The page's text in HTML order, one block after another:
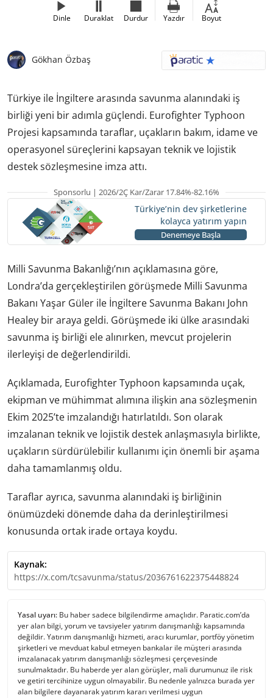
Dinle Duraklat Durdur Yazdır Boyut
Gökhan Özbaş
Türkiye ile İngiltere arasında savunma alanındaki iş
birliği yeni bir adımla güçlendi. Eurofighter Typhoon
Projesi kapsamında taraflar, uçakların bakım, idame ve
operasyonel süreçlerini kapsayan teknik ve lojistik
destek sözleşmesine imza attı.
Sponsorlu | 2026/2Ç Kar/Zarar 17.84%-82.16%
Türkiye’nin dev şirketlerine
kolayca yatırım yapın
Denemeye Başla
Milli Savunma Bakanlığı’nın açıklamasına göre,
Londra’da gerçekleştirilen görüşmede Milli Savunma
Bakanı Yaşar Güler ile İngiltere Savunma Bakanı John
Healey bir araya geldi. Görüşmede iki ülke arasındaki
savunma iş birliği ele alınırken, mevcut projelerin
ilerleyişi de değerlendirildi.
Açıklamada, Eurofighter Typhoon kapsamında uçak,
ekipman ve mühimmat alımına ilişkin ana sözleşmenin
Ekim 2025’te imzalandığı hatırlatıldı. Son olarak
imzalanan teknik ve lojistik destek anlaşmasıyla birlikte,
uçakların sürdürülebilir kullanımı için önemli bir aşama
daha tamamlanmış oldu.
Taraflar ayrıca, savunma alanındaki iş birliğinin
önümüzdeki dönemde daha da derinleştirilmesi
konusunda ortak irade ortaya koydu.
Kaynak:
https://x.com/tcsavunma/status/2036761622375448824
Yasal uyarı: Bu haber sadece bilgilendirme amaçlıdır. Paratic.com’da
yer alan bilgi, yorum ve tavsiyeler yatırım danışmanlığı kapsamında
değildir. Yatırım danışmanlığı hizmeti, aracı kurumlar, portföy yönetim
şirketleri ve mevduat kabul etmeyen bankalar ile müşteri arasında
imzalanacak yatırım danışmanlığı sözleşmesi çerçevesinde
sunulmaktadır. Bu haberde yer alan görüşler, mali durumunuz ile risk
ve getiri tercihinize uygun olmayabilir. Bu nedenle yalnızca burada yer
alan bilgilere dayanarak yatırım kararı verilmesi uygun